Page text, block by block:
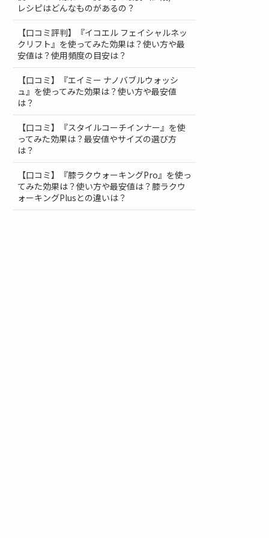
レシピはどんなものがあるの？
【口コミ評判】『イコエル フェイシャルネッ
クリフト』を使ってみた効果は？使い方や最
安値は？使用頻度の目安は？
【口コミ】『エイミー ナノバブルウォッシ
ュ』を使ってみた効果は？使い方や最安値
は？
【口コミ】『スタイルコーチインナー』を使
ってみた効果は？最安値やサイズの選び方
は？
【口コミ】『膝ラクウォーキングPro』を使っ
てみた効果は？使い方や最安値は？膝ラクウ
ォーキングPlusとの違いは？